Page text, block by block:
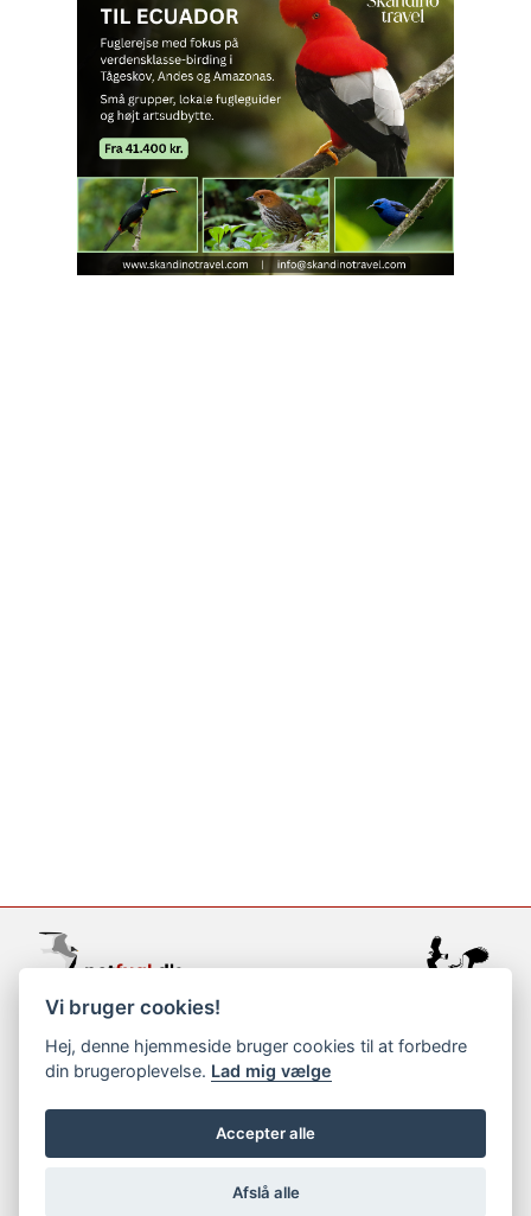
support@netfugl.dk
copyright © 2002-2023
Vi bruger cookies!
Hej, denne hjemmeside bruger cookies til at forbedre
din brugeroplevelse. Lad mig vælge
Accepter alle
Afslå alle